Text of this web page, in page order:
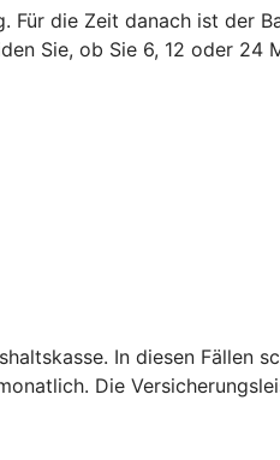
die Zeit danach ist der
Sie, ob Sie 6, 12 oder
In diesen Fällen
Die